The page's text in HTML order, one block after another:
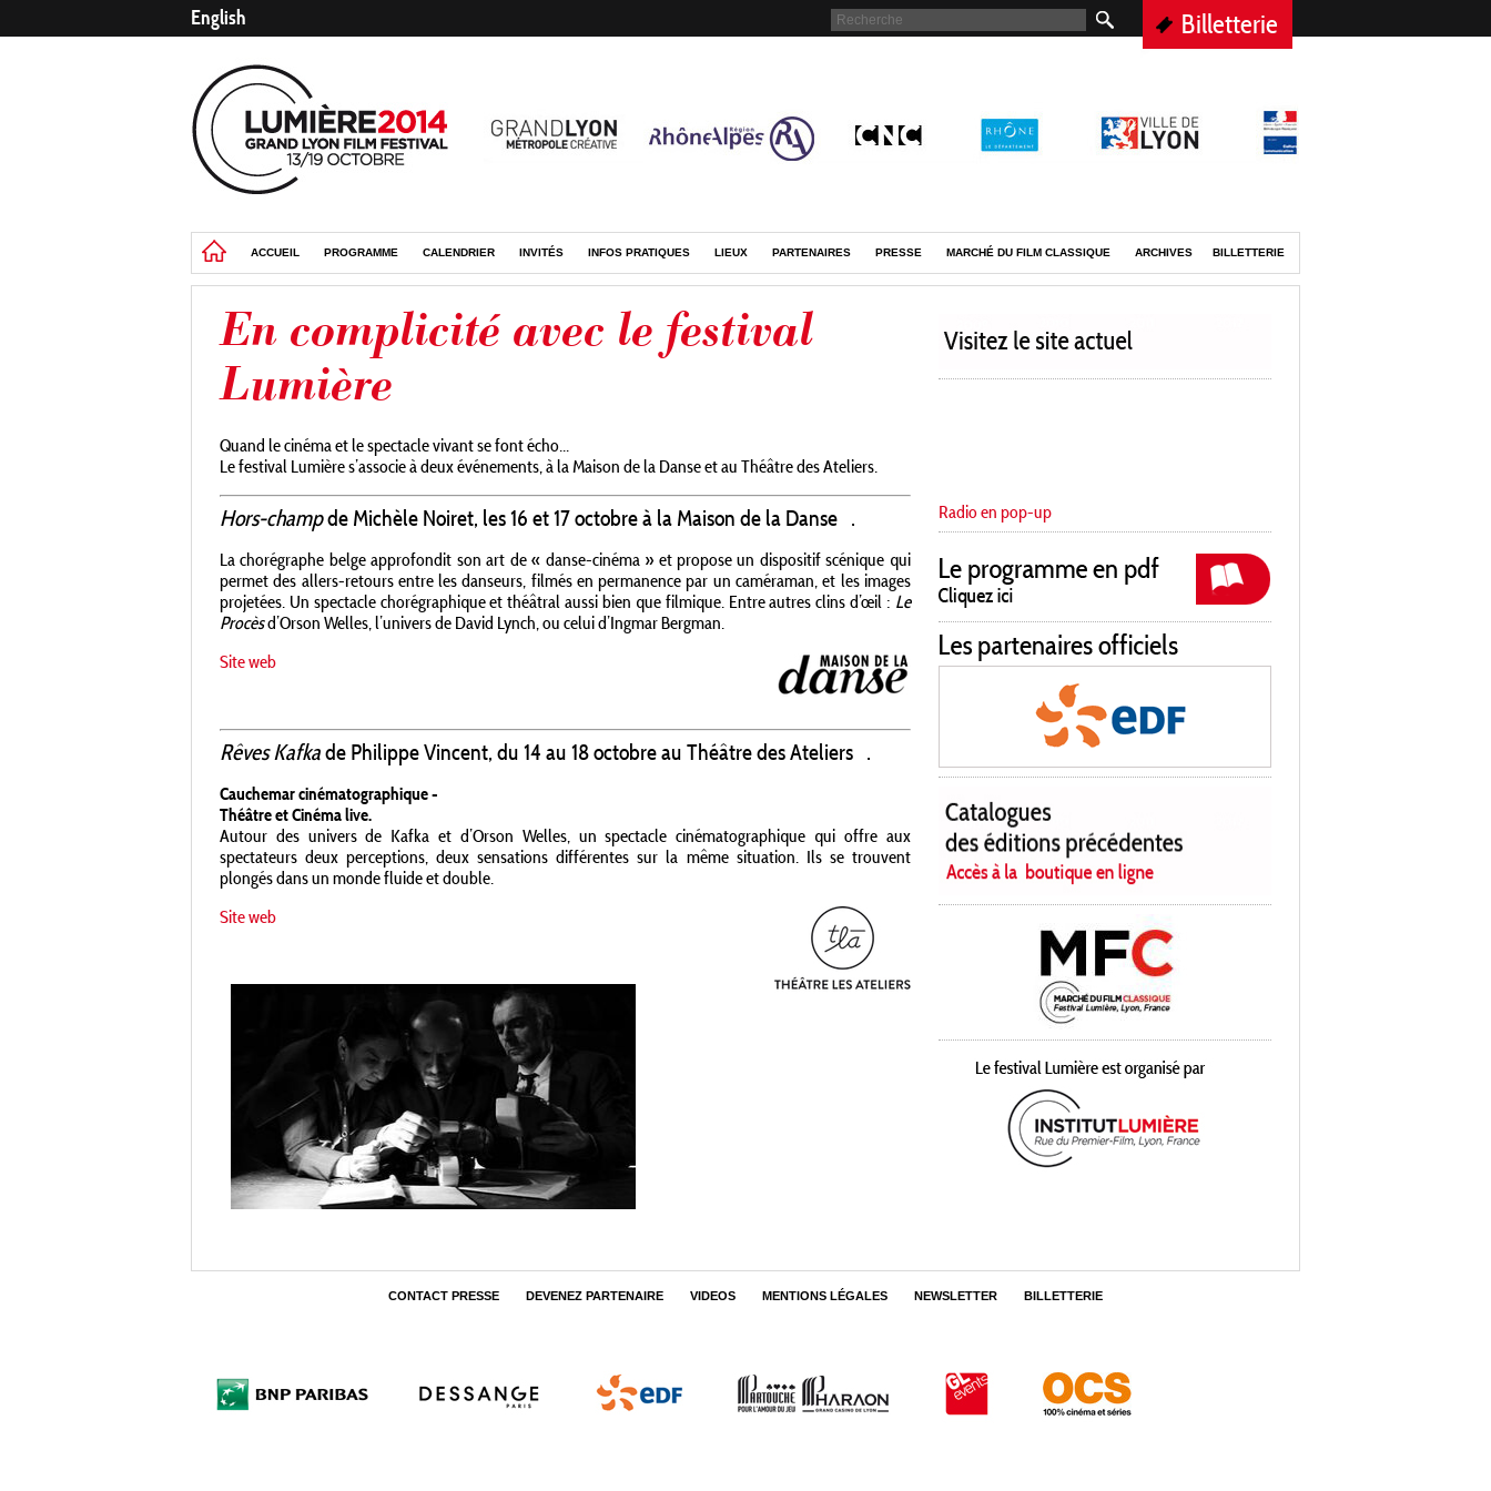
English Billetterie
ACCUEIL PROGRAMME CALENDRIER INVITÉS INFOS PRATIQUES LIEUX PARTENAIRES PRESSE MARCHÉ DU FILM CLASSIQUE ARCHIVES BILLETTERIE
En complicité avec le festival
Lumière
Quand le cinéma et le spectacle vivant se font écho...
Le festival Lumière s’associe à deux événements, à la Maison de la Danse et au Théâtre des Ateliers.
Hors-champde Michèle Noiret, les 16 et 17 octobre à la Maison de la Danse .
La chorégraphe belge approfondit son art de « danse-cinéma » et propose un dispositif scénique qui
permet des allers-retours entre les danseurs, filmés en permanence par un caméraman, et les images
projetées. Un spectacle chorégraphique et théâtral aussi bien que filmique. Entre autres clins d’œil : Le
Procèsd’Orson Welles, l’univers de David Lynch, ou celui d’Ingmar Bergman.
Site web
Rêves Kafkade Philippe Vincent, du 14 au 18 octobre au Théâtre des Ateliers .
Cauchemar cinématographique -
Théâtre et Cinéma live.
Autour des univers de Kafka et d’Orson Welles, un spectacle cinématographique qui offre aux
spectateurs deux perceptions, deux sensations différentes sur la même situation. Ils se trouvent
plongés dans un monde fluide et double.
Site web
Radio en pop-up
CONTACT PRESSE DEVENEZ PARTENAIRE VIDEOS MENTIONS LÉGALES NEWSLETTER BILLETTERIE